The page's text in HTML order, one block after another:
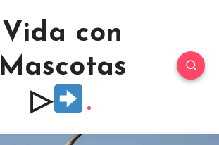
Vida con
Mascotas
▷